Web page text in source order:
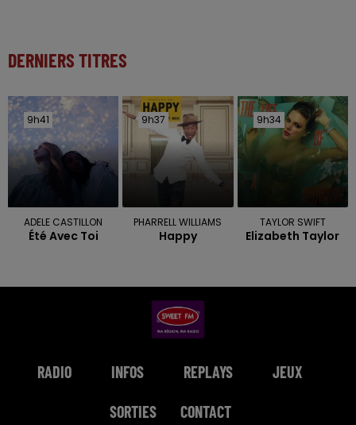
DERNIERS TITRES
9h41
9h41
ADELE CASTILLON
Été Avec Toi
9h37
9h37
PHARRELL WILLIAMS
Happy
9h34
9h34
TAYLOR SWIFT
Elizabeth Taylor
RADIO INFOS REPLAYS JEUX
SORTIES CONTACT